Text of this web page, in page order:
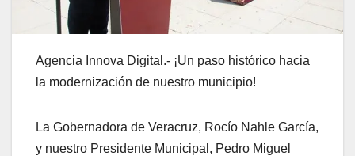
Agencia Innova Digital.- ¡Un paso histórico hacia
la modernización de nuestro municipio!
La Gobernadora de Veracruz, Rocío Nahle García,
y nuestro Presidente Municipal, Pedro Miguel